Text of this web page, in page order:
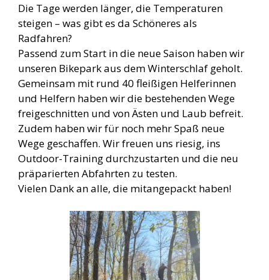
Die Tage werden länger, die Temperaturen
steigen – was gibt es da Schöneres als
Radfahren?
Passend zum Start in die neue Saison haben wir
unseren Bikepark aus dem Winterschlaf geholt.
Gemeinsam mit rund 40 fleißigen Helferinnen
und Helfern haben wir die bestehenden Wege
freigeschnitten und von Ästen und Laub befreit.
Zudem haben wir für noch mehr Spaß neue
Wege geschaffen. Wir freuen uns riesig, ins
Outdoor-Training durchzustarten und die neu
präparierten Abfahrten zu testen.
Vielen Dank an alle, die mitangepackt haben!